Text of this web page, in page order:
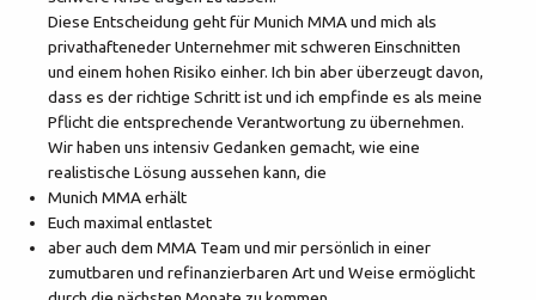
Diese Entscheidung geht für Munich MMA und mich als
privathafteneder Unternehmer mit schweren Einschnitten
und einem hohen Risiko einher. Ich bin aber überzeugt davon,
dass es der richtige Schritt ist und ich empfinde es als meine
Pflicht die entsprechende Verantwortung zu übernehmen.
Wir haben uns intensiv Gedanken gemacht, wie eine
realistische Lösung aussehen kann, die
Munich MMA erhält
Euch maximal entlastet
aber auch dem MMA Team und mir persönlich in einer
zumutbaren und refinanzierbaren Art und Weise ermöglicht